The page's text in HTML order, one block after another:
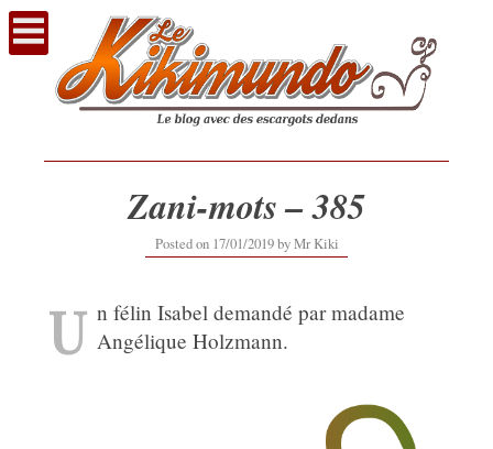
Voir
contenu
Zani-mots – 385
Posted on 17/01/201912/09/2019
byMr Kiki
U n félin Isabel demandé par madame
Angélique Holzmann.